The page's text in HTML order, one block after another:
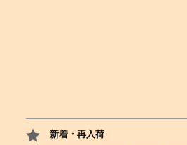
新着・再入荷